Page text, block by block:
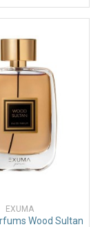
EXUMA
Wood Sultan